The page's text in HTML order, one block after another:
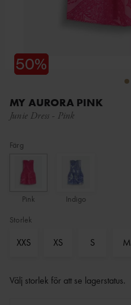
MY AURORA PINK
Junie Dress - Pink
Färg
Pink
Indigo
Storlek
XXS XS S M
Välj storlek för att se lagerstatus.